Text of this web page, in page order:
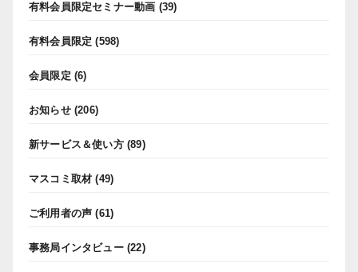
有料会員限定セミナー動画 (39)
有料会員限定 (598)
会員限定 (6)
お知らせ(206)
新サービス＆使い方(89)
マスコミ取材 (49)
ご利用者の声 (61)
事務局インタビュー(22)